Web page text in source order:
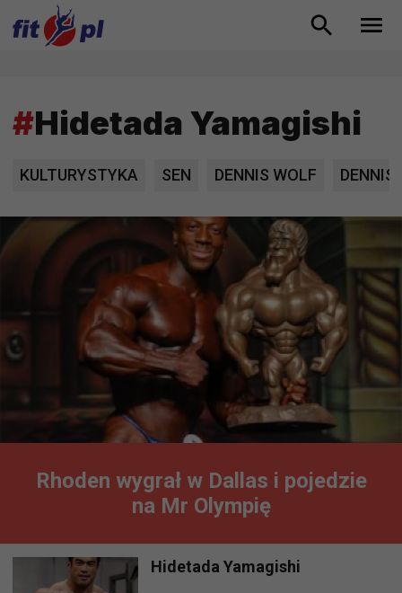
#Hidetada Yamagishi
KULTURYSTYKA SEN DENNIS WOLF DENNIS
Rhoden wygrał w Dallas i pojedzie
na Mr Olympię
Hidetada Yamagishi